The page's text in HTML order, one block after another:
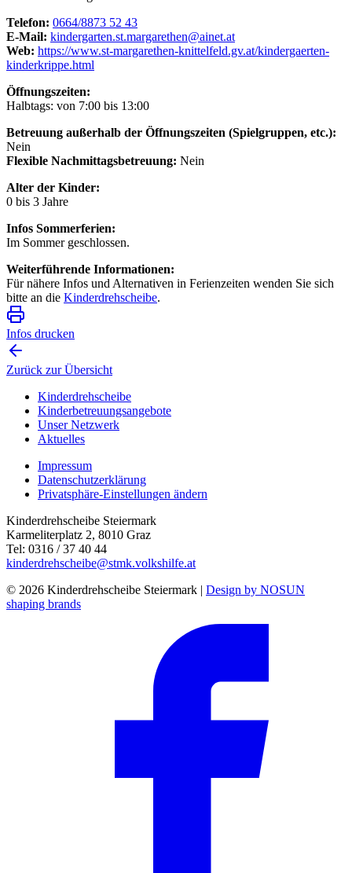
Telefon: 0664/8873 52 43
E-Mail: kindergarten.st.margarethen@ainet.at
Web: https://www.st-margarethen-knittelfeld.gv.at/kindergaerten-
kinderkrippe.html
Öffnungszeiten:
Halbtags: von 7:00 bis 13:00
Betreuung außerhalb der Öffnungszeiten (Spielgruppen, etc.):
Nein
Flexible Nachmittagsbetreuung: Nein
Alter der Kinder:
0 bis 3 Jahre
Infos Sommerferien:
Im Sommer geschlossen.
Weiterführende Informationen:
Für nähere Infos und Alternativen in Ferienzeiten wenden Sie sich
bitte an die Kinderdrehscheibe.
Infos drucken
Zurück zur Übersicht
Kinderdrehscheibe
Kinderbetreuungs­angebote
Unser Netzwerk
Aktuelles
Impressum
Datenschutzerklärung
Privatsphäre-Einstellungen ändern
Kinderdrehscheibe Steiermark
Karmeliterplatz 2, 8010 Graz
Tel: 0316 / 37 40 44
kinderdrehscheibe@stmk.volkshilfe.at
© 2026 Kinderdrehscheibe Steiermark | Design by NOSUN
shaping brands